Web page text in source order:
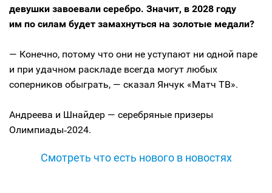
девушки завоевали серебро. Значит, в 2028 году
им по силам будет замахнуться на золотые медали?
— Конечно, потому что они не уступают ни одной паре
и при удачном раскладе всегда могут любых
соперников обыграть, — сказал Янчук «Матч ТВ».
Андреева и Шнайдер — серебряные призеры
Олимпиады‑2024.
Смотреть что есть нового в новостях